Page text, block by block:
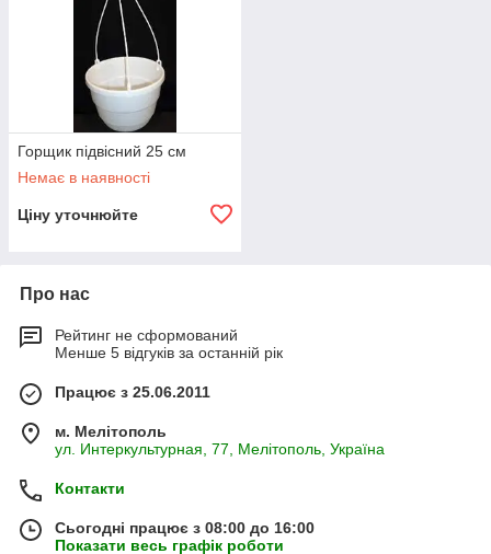
Горщик підвісний 25 см
Немає в наявності
Ціну уточнюйте
Про нас
Рейтинг не сформований
Менше 5 відгуків за останній рік
Працює з 25.06.2011
м. Мелітополь
ул. Интеркультурная, 77, Мелітополь, Україна
Контакти
Сьогодні працює з 08:00 до 16:00
Показати весь графік роботи